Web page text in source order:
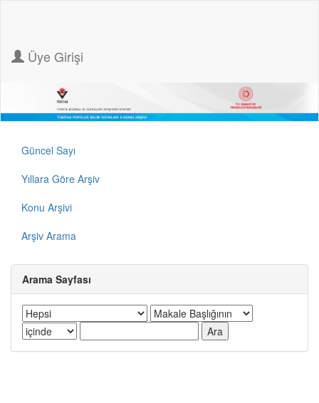
Üye Girişi
Güncel Sayı
Yıllara Göre Arşiv
Konu Arşivi
Arşiv Arama
Arama Sayfası